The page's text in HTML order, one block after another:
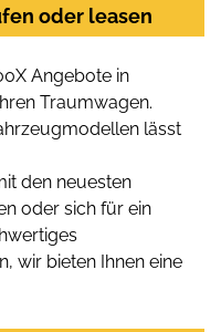
oder leasen
Angebote in
Traumwagen.
lässt
den neuesten
oder sich für ein
wir bieten Ihnen eine